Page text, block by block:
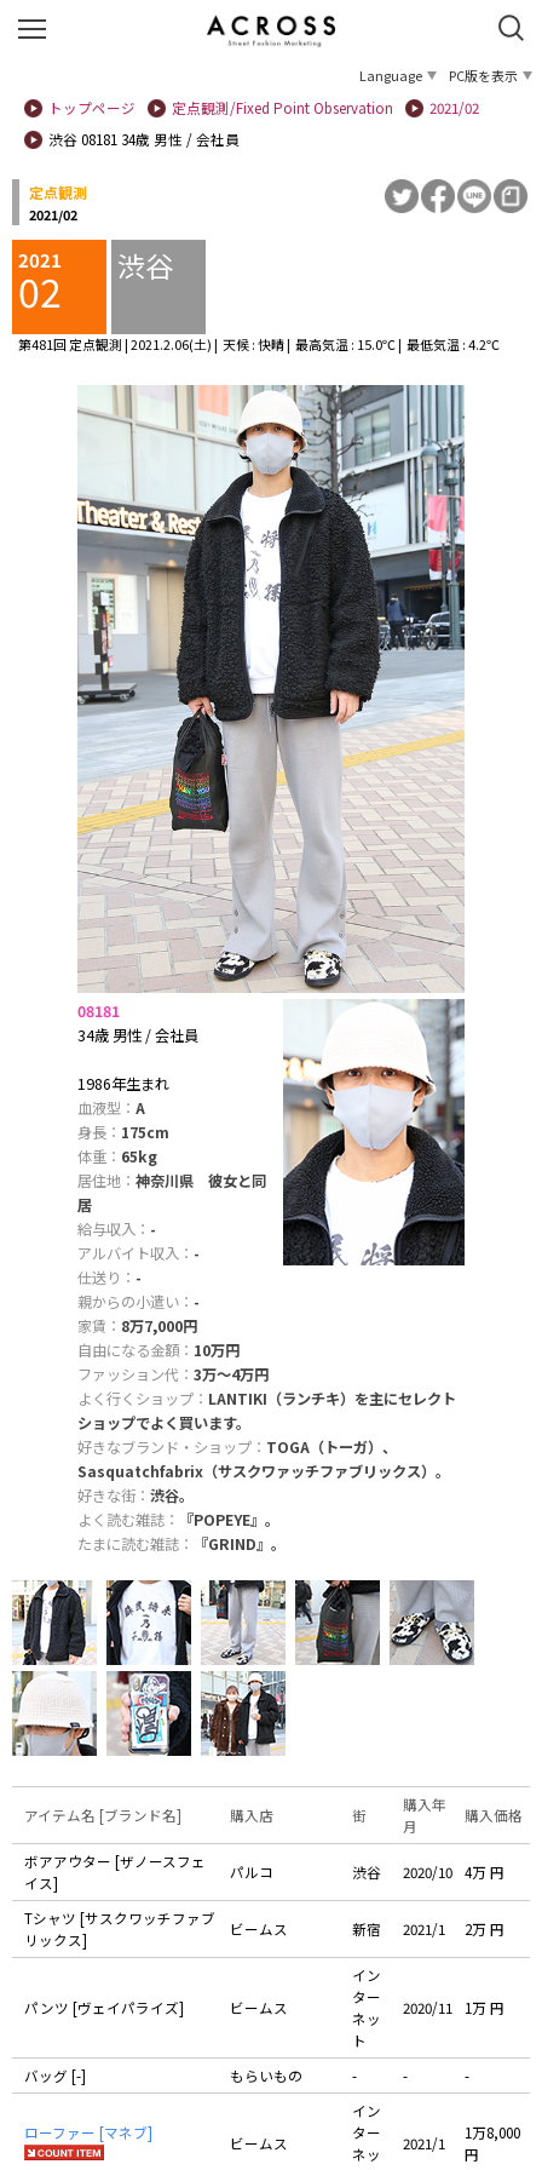
Language
PC版を表示
トップページ
定点観測/Fixed Point Observation
2021/02
渋谷 08181 34歳 男性 / 会社員
定点観測
2021/02
2021
02 渋谷
第481回 定点観測 | 2021.2.06(土) | 天候 : 快晴 | 最高気温 : 15.0℃ | 最低気温 : 4.2℃
08181
34歳 男性 / 会社員
1986年生まれ
血液型： A
身長： 175cm
体重： 65kg
居住地： 神奈川県 彼女と同
居
給与収入： -
アルバイト収入： -
仕送り： -
親からの小遣い： -
家賃： 8万7,000円
自由になる金額： 10万円
ファッション代： 3万〜4万円
よく行くショップ： LANTIKI（ランチキ）を主にセレクト
ショップでよく買います。
好きなブランド・ショップ： TOGA（トーガ）、
Sasquatchfabrix（サスクワァッチファブリックス）。
好きな街： 渋谷。
よく読む雑誌：
『POPEYE』。
たまに読む雑誌：
『GRIND』。
アイテム名 [ブランド名] 購入店 街
購入年
月
購入価格
ボアアウター [ザノースフェ
イス]
パルコ 渋谷 2020/10 4万 円
Tシャツ [サスクワッチファブ
リックス]
ビームス 新宿 2021/1 2万 円
パンツ [ヴェイパライズ] ビームス
イン
ター
ネッ
ト
2020/11 1万 円
バッグ [-] もらいもの - - -
ローファー [マネブ]
ビームス
イン
ター
ネッ
2021/1
1万8,000
円